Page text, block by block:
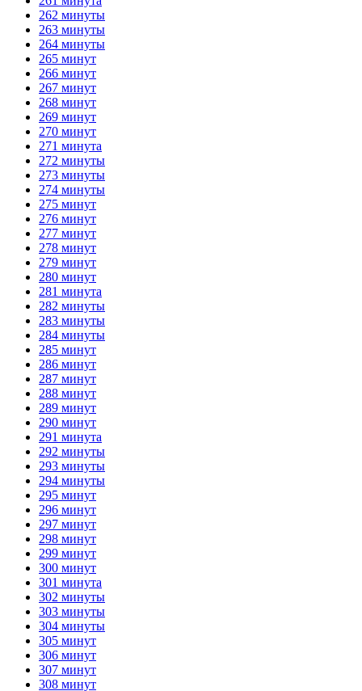
262 минуты
263 минуты
264 минуты
265 минут
266 минут
267 минут
268 минут
269 минут
270 минут
271 минута
272 минуты
273 минуты
274 минуты
275 минут
276 минут
277 минут
278 минут
279 минут
280 минут
281 минута
282 минуты
283 минуты
284 минуты
285 минут
286 минут
287 минут
288 минут
289 минут
290 минут
291 минута
292 минуты
293 минуты
294 минуты
295 минут
296 минут
297 минут
298 минут
299 минут
300 минут
301 минута
302 минуты
303 минуты
304 минуты
305 минут
306 минут
307 минут
308 минут